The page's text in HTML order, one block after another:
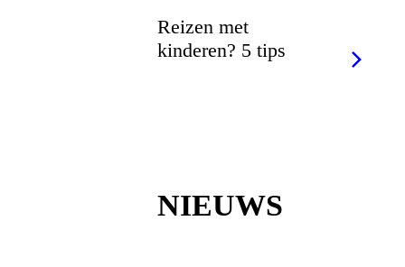
Reizen met
kinderen? 5 tips
NIEUWS